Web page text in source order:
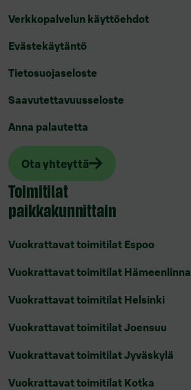
Verkkopalvelun käyttöehdot
Evästekäytäntö
Tietosuojaseloste
Saavutettavuusseloste
Anna palautetta
Ota yhteyttä
Toimitilat
paikkakunnittain
Vuokrattavat toimitilat Espoo
Vuokrattavat toimitilat Hämeenlinna
Vuokrattavat toimitilat Helsinki
Vuokrattavat toimitilat Joensuu
Vuokrattavat toimitilat Jyväskylä
Vuokrattavat toimitilat Kotka